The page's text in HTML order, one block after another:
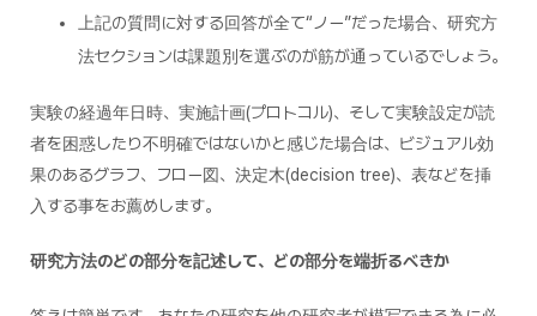
上記の質問に対する回答が全て“ノー”だった場合、研究方
法セクションは課題別を選ぶのが筋が通っているでしょう。
実験の経過年日時、実施計画(プロトコル)、そして実験設定が読
者を困惑したり不明確ではないかと感じた場合は、ビジュアル効
果のあるグラフ、フロー図、決定木(decision tree)、表などを挿
入する事をお薦めします。
研究方法のどの部分を記述して、どの部分を端折るべきか